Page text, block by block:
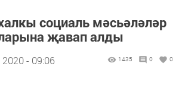
социаль мәсьәләләр
җавап алды
- 09:06 1435 0 0